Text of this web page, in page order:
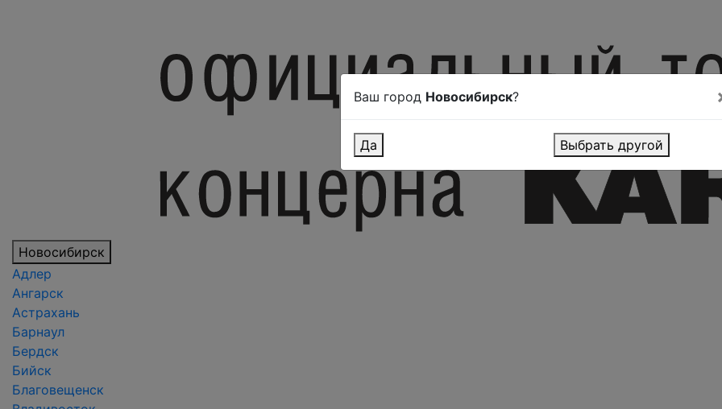
Новосибирск
Адлер
Ангарск
Астрахань
Барнаул
Бердск
Бийск
Благовещенск
Ваш город Новосибирск?
Да Выбрать другой